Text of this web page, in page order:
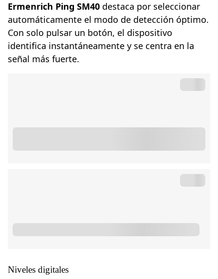
Ermenrich Ping SM40 destaca por seleccionar
automáticamente el modo de detección óptimo.
Con solo pulsar un botón, el dispositivo
identifica instantáneamente y se centra en la
señal más fuerte.
Niveles digitales